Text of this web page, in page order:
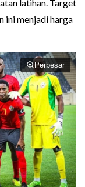
latihan. Target
ini menjadi harga
Perbesar